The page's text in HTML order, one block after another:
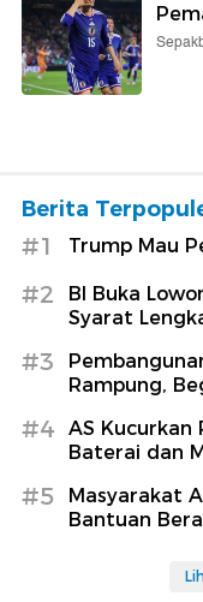
Berita
#1 Trump Mau
#2
BI Buka
Syarat
#3
Rampung,
#4
AS Kucurkan
Baterai dan
#5
Masyarakat
Bantuan